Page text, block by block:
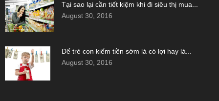
Tại sao lại cần tiết kiệm khi đi siêu thị mua...
August 30, 2016
Để trẻ con kiếm tiền sớm là có lợi hay là...
August 30, 2016